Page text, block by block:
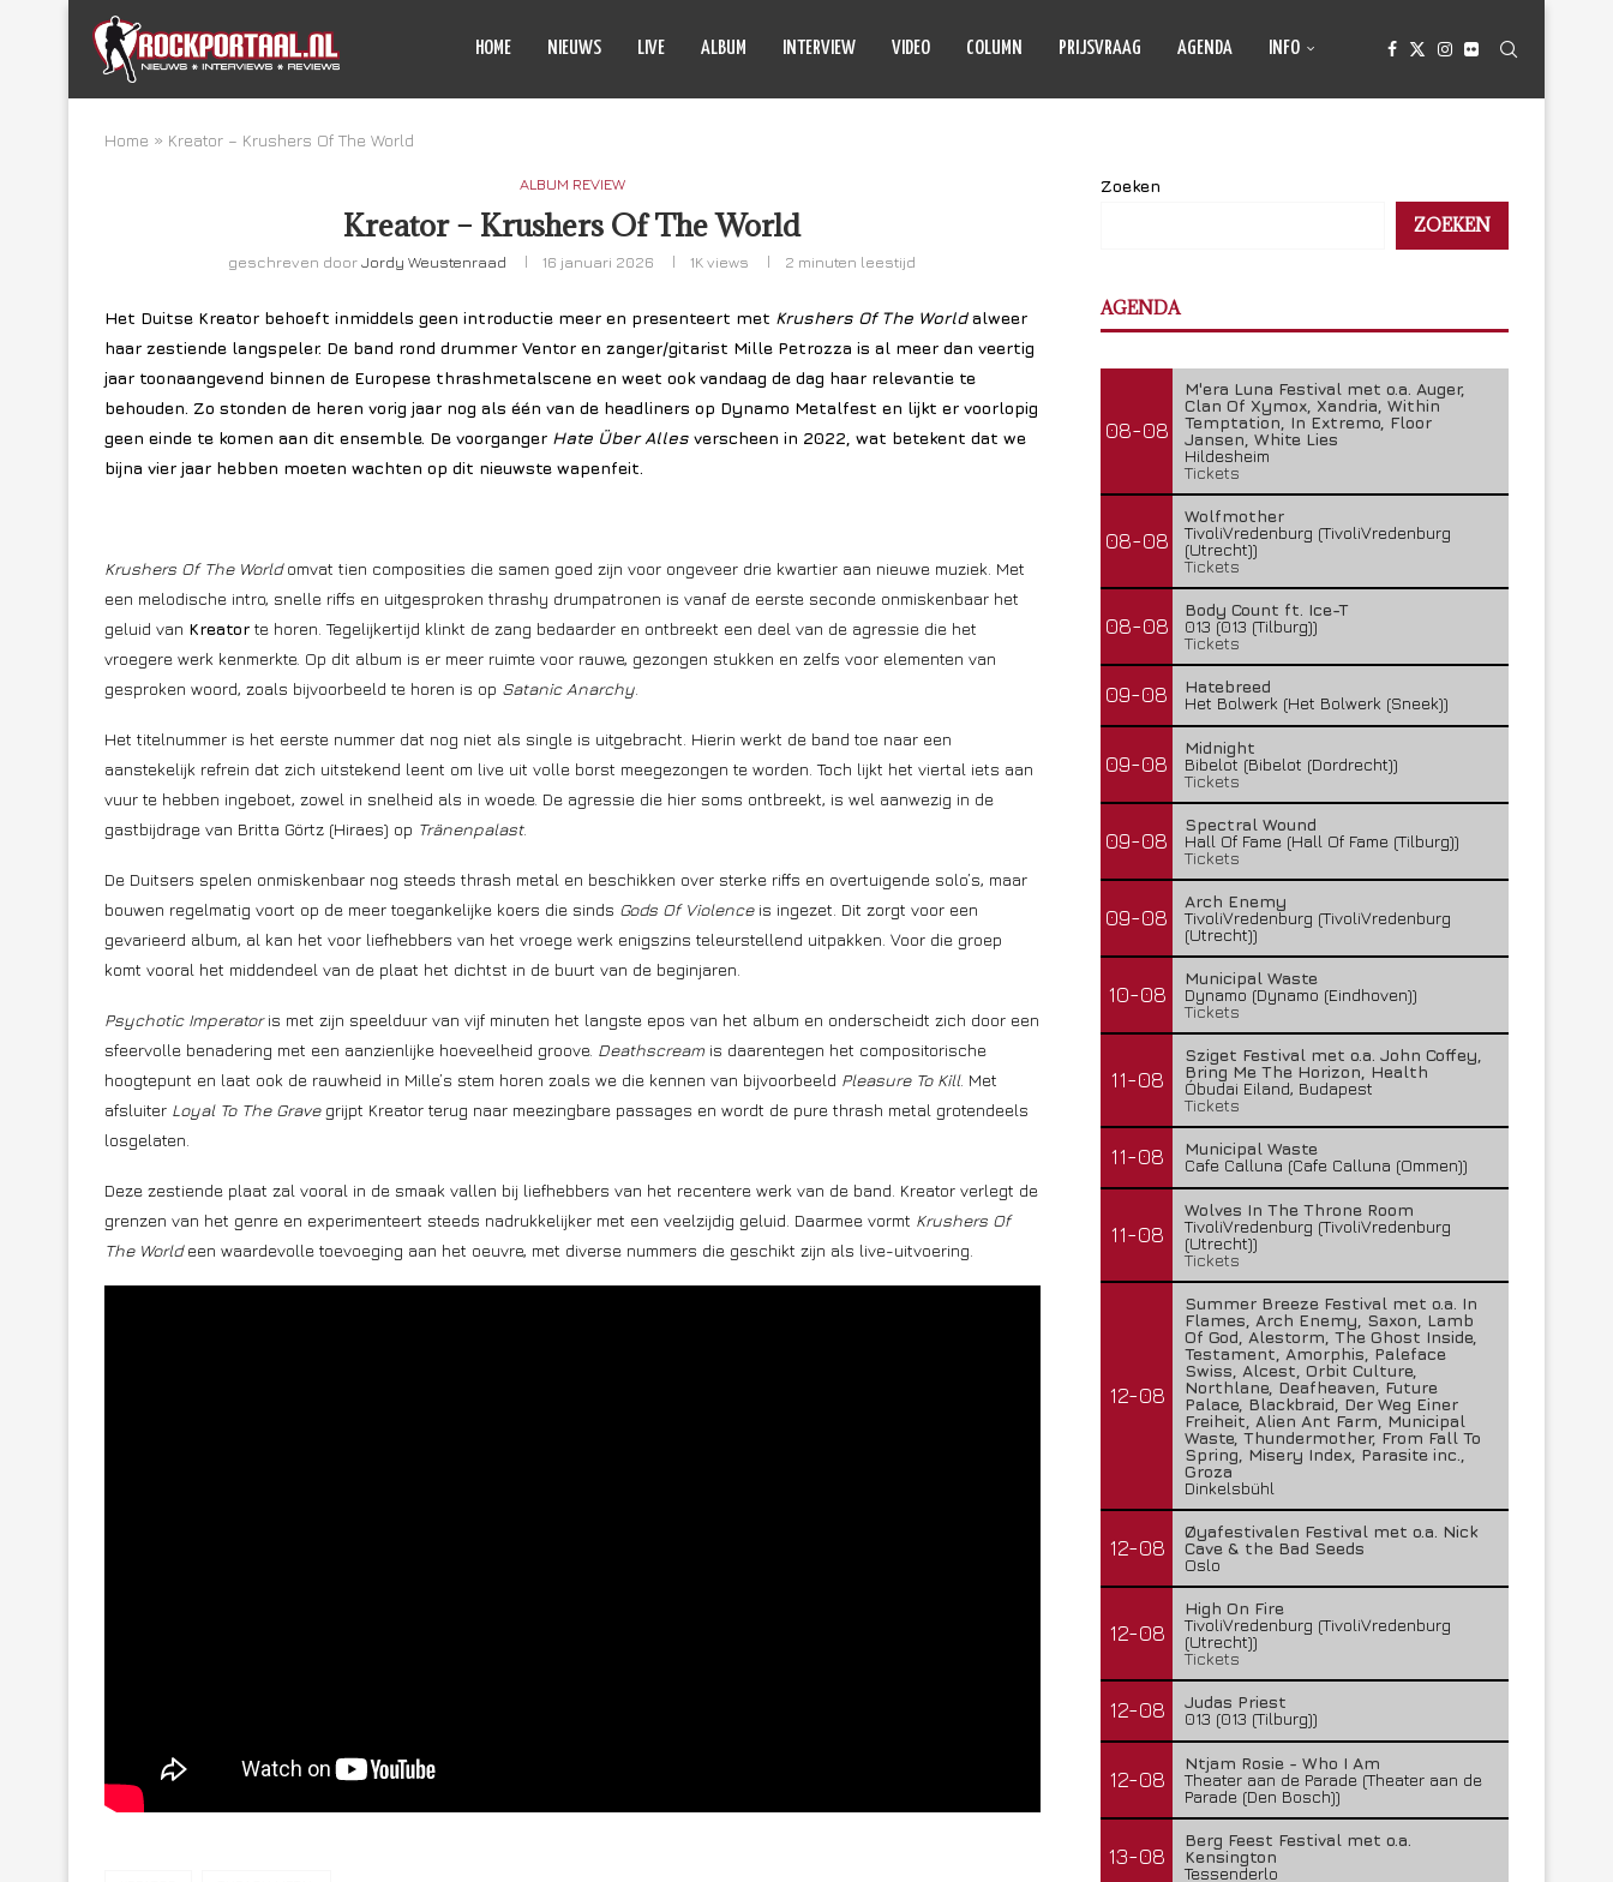
HOME NIEUWS LIVE ALBUM INTERVIEW VIDEO COLUMN PRIJSVRAAG AGENDA INFO
Home » Kreator – Krushers Of The World
ALBUM REVIEW
Kreator – Krushers Of The World
geschreven doorJordy Weustenraad 16 januari 2026 1K views 2 minuten leestijd
Het Duitse Kreator behoeft inmiddels geen introductie meer en presenteert met Krushers Of The Worldalweer
haar zestiende langspeler. De band rond drummer Ventor en zanger/gitarist Mille Petrozza is al meer dan veertig
jaar toonaangevend binnen de Europese thrashmetalscene en weet ook vandaag de dag haar relevantie te
behouden. Zo stonden de heren vorig jaar nog als één van de headliners op Dynamo Metalfest en lijkt er voorlopig
geen einde te komen aan dit ensemble. De voorganger Hate Über Alles verscheen in 2022, wat betekent dat we
bijna vier jaar hebben moeten wachten op dit nieuwste wapenfeit.
Krushers Of The Worldomvat tien composities die samen goed zijn voor ongeveer drie kwartier aan nieuwe muziek. Met
een melodische intro, snelle riffs en uitgesproken thrashy drumpatronen is vanaf de eerste seconde onmiskenbaar het
geluid van Kreator te horen. Tegelijkertijd klinkt de zang bedaarder en ontbreekt een deel van de agressie die het
vroegere werk kenmerkte. Op dit album is er meer ruimte voor rauwe, gezongen stukken en zelfs voor elementen van
gesproken woord, zoals bijvoorbeeld te horen is op Satanic Anarchy
Het titelnummer is het eerste nummer dat nog niet als single is uitgebracht. Hierin werkt de band toe naar een
aanstekelijk refrein dat zich uitstekend leent om live uit volle borst meegezongen te worden. Toch lijkt het viertal iets aan
vuur te hebben ingeboet, zowel in snelheid als in woede. De agressie die hier soms ontbreekt, is wel aanwezig in de
gastbijdrage van Britta Görtz (Hiraes) op Tränenpalast.
De Duitsers spelen onmiskenbaar nog steeds thrash metal en beschikken over sterke riffs en overtuigende solo’s, maar
bouwen regelmatig voort op de meer toegankelijke koers die sinds Gods Of Violenceis ingezet. Dit zorgt voor een
gevarieerd album, al kan het voor liefhebbers van het vroege werk enigszins teleurstellend uitpakken. Voor die groep
komt vooral het middendeel van de plaat het dichtst in de buurt van de beginjaren.
Psychotic Imperatoris met zijn speelduur van vijf minuten het langste epos van het album en onderscheidt zich door een
sfeervolle benadering met een aanzienlijke hoeveelheid groove. Deathscream is daarentegen het compositorische
hoogtepunt en laat ook de rauwheid in Mille’s stem horen zoals we die kennen van bijvoorbeeld Pleasure To Kill. Met
afsluiter Loyal To The Gravegrijpt Kreator terug naar meezingbare passages en wordt de pure thrash metal grotendeels
losgelaten.
Deze zestiende plaat zal vooral in de smaak vallen bij liefhebbers van het recentere werk van de band. Kreator verlegt de
grenzen van het genre en experimenteert steeds nadrukkelijker met een veelzijdig geluid. Daarmee vormt Krushers Of
The Worldeen waardevolle toevoeging aan het oeuvre, met diverse nummers die geschikt zijn als live-uitvoering.
Zoeken
ZOEKEN
AGENDA
08-08
M'era Luna Festival met o.a. Auger,
Clan Of Xymox, Xandria, Within
Temptation, In Extremo, Floor
Jansen, White Lies
Hildesheim
Tickets
08-08
Wolfmother
TivoliVredenburg (TivoliVredenburg
(Utrecht))
Tickets
08-08
Body Count ft. Ice-T
013 (013 (Tilburg))
Tickets
09-08
Hatebreed
Het Bolwerk (Het Bolwerk (Sneek))
09-08
Midnight
Bibelot (Bibelot (Dordrecht))
Tickets
09-08
Spectral Wound
Hall Of Fame (Hall Of Fame (Tilburg))
Tickets
09-08
Arch Enemy
TivoliVredenburg (TivoliVredenburg
(Utrecht))
10-08
Municipal Waste
Dynamo (Dynamo (Eindhoven))
Tickets
11-08
Sziget Festival met o.a. John Coffey,
Bring Me The Horizon, Health
Óbudai Eiland, Budapest
Tickets
11-08
Municipal Waste
Cafe Calluna (Cafe Calluna (Ommen))
11-08
Wolves In The Throne Room
TivoliVredenburg (TivoliVredenburg
(Utrecht))
Tickets
12-08
Summer Breeze Festival met o.a. In
Flames, Arch Enemy, Saxon, Lamb
Of God, Alestorm, The Ghost Inside,
Testament, Amorphis, Paleface
Swiss, Alcest, Orbit Culture,
Northlane, Deafheaven, Future
Palace, Blackbraid, Der Weg Einer
Freiheit, Alien Ant Farm, Municipal
Waste, Thundermother, From Fall To
Spring, Misery Index, Parasite inc.,
Groza
Dinkelsbühl
12-08
Øyafestivalen Festival met o.a. Nick
Cave & the Bad Seeds
Oslo
12-08
High On Fire
TivoliVredenburg (TivoliVredenburg
(Utrecht))
Tickets
12-08
Judas Priest
013 (013 (Tilburg))
12-08
Ntjam Rosie - Who I Am
Theater aan de Parade (Theater aan de
Parade (Den Bosch))
13-08
Berg Feest Festival met o.a.
Kensington
Tessenderlo